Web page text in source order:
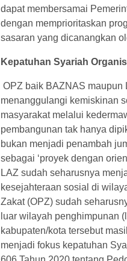
dapat membersamai
dengan memprioritaskan
sasaran yang dicanangkan
Kepatuhan Syariah
OPZ baik BAZNAS
menanggulangi kemiskinan
masyarakat melalui
pembangunan tak hanya
bukan menjadi penambah
sebagai ‘proyek dengan
LAZ sudah seharusnya
kesejahteraan sosial di
Zakat (OPZ) sudah
luar wilayah penghimpunan
kabupaten/kota tersebut
menjadi fokus kepatuhan